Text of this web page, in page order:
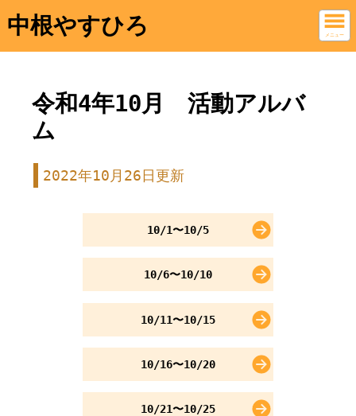
中根やすひろ メニュー
令和4年10月 活動アルバ
ム
2022年10月26日更新
10/1〜10/5
10/6〜10/10
10/11〜10/15
10/16〜10/20
10/21〜10/25